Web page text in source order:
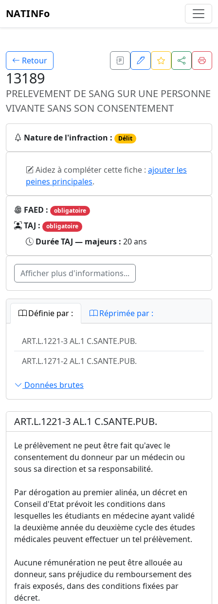
NATINFo
Retour
13189
PRELEVEMENT DE SANG SUR UNE PERSONNE
VIVANTE SANS SON CONSENTEMENT
Nature de l'infraction : Délit
Aidez à compléter cette fiche : ajouter les
peines principales.
FAED : obligatoire
TAJ : obligatoire
Durée TAJ — majeurs : 20 ans
Afficher plus d'informations...
Définie par : Réprimée par :
ART.L.1221-3 AL.1 C.SANTE.PUB.
ART.L.1271-2 AL.1 C.SANTE.PUB.
Données brutes
ART.L.1221-3 AL.1 C.SANTE.PUB.
Le prélèvement ne peut être fait qu'avec le
consentement du donneur par un médecin ou
sous sa direction et sa responsabilité.
Par dérogation au premier alinéa, un décret en
Conseil d'Etat prévoit les conditions dans
lesquelles les étudiants en médecine ayant validé
la deuxième année du deuxième cycle des études
médicales peuvent effectuer un tel prélèvement.
Aucune rémunération ne peut être allouée au
donneur, sans préjudice du remboursement des
frais exposés, dans des conditions fixées par
décret.